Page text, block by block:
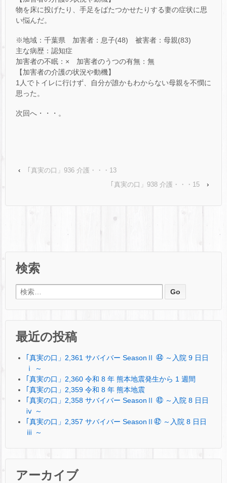
物を床に投げたり、手足をばたつかせたりする妻の症状に思
い悩んだ。
※地域：千葉県 加害者：息子(48) 被害者：母親(83)
主な病歴：認知症
加害者の不眠：× 加害者のうつの有無：無
【加害者の介護の状況や動機】
1人でトイレに行けず、自分が誰かもわからない母親を不憫に
思った。
次回へ・・・。
‹
｢真実の口」936 介護・・・13
｢真実の口」938 介護・・・15
›
検索
検索:
最近の投稿
｢真実の口」2,361 サバイバー SeasonⅡ ㊹ ～入院 9 日日
ⅰ ～
｢真実の口」2,360 令和 8 年 熊本地震発生から 1 週間
｢真実の口」2,359 令和 8 年 熊本地震
｢真実の口」2,358 サバイバー SeasonⅡ ㊸ ～入院 8 日日
ⅳ ～
｢真実の口」2,357 サバイバー SeasonⅡ㊷ ～入院 8 日日
ⅲ ～
アーカイブ